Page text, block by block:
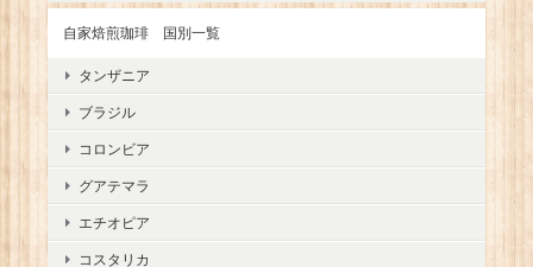
自家焙煎珈琲 国別一覧
タンザニア
ブラジル
コロンビア
グアテマラ
エチオピア
コスタリカ